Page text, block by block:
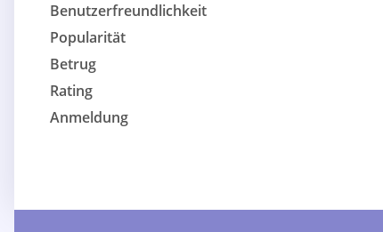
Benutzerfreundlichkeit
Popularität
Betrug
Rating
Anmeldung